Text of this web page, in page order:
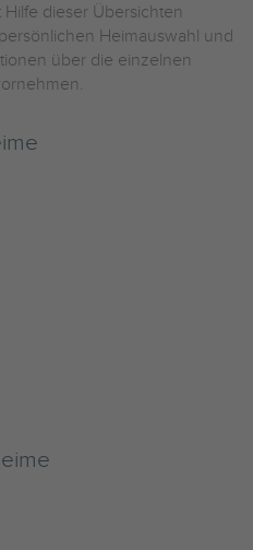
dieser Übersichten
Heimauswahl und
über die einzelnen